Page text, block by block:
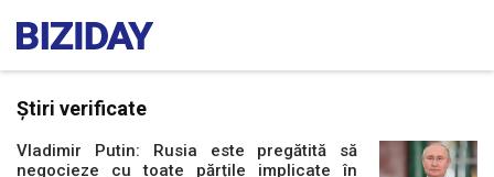
Știri verificate
Vladimir Putin: Rusia este pregătită să
negocieze cu toate părțile implicate în